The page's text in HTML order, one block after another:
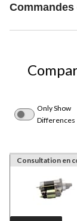
Only Show
Differences
Consultation en